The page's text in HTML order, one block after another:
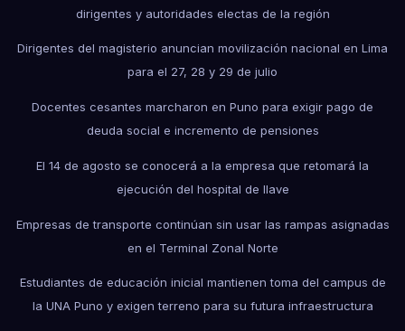
dirigentes y autoridades electas de la región
Dirigentes del magisterio anuncian movilización nacional en Lima
para el 27, 28 y 29 de julio
Docentes cesantes marcharon en Puno para exigir pago de
deuda social e incremento de pensiones
El 14 de agosto se conocerá a la empresa que retomará la
ejecución del hospital de Ilave
Empresas de transporte continúan sin usar las rampas asignadas
en el Terminal Zonal Norte
Estudiantes de educación inicial mantienen toma del campus de
la UNA Puno y exigen terreno para su futura infraestructura